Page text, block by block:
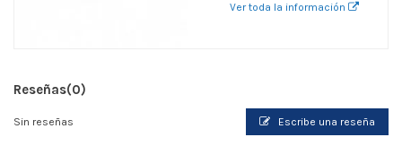
Ver toda la información
Reseñas(0)
Sin reseñas Escribe una reseña